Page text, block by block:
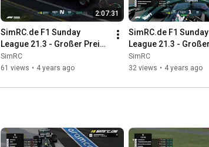
2:07:31
SimRC.de F1 Sunday
League 21.3 - Großer Preis
von Australien - 10.04.2022,
18:00 Uhr
SimRC
61 views • 4 years ago
SimRC.de F1 Sunday
League 21.3 -
von Mexiko -
18:00 Uhr
SimRC
32 views • 4 years ago